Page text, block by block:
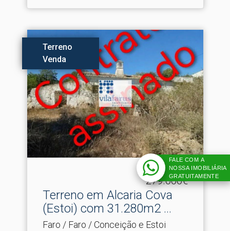
Terreno
Venda
279.000€
Terreno em Alcaria Cova
(Estoi) com 31.​280m2 ...
Faro / Faro / Conceição e Estoi
FALE COM A
NOSSA IMOBILIÁRIA
GRATUITAMENTE